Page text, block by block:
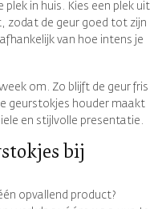
plek in huis. Kies een plek uit
zodat de geur goed tot zijn
van hoe intens je
om. Zo blijft de geur fris
geurstokjes houder maakt
en stijlvolle presentatie.
bij
opvallend product?